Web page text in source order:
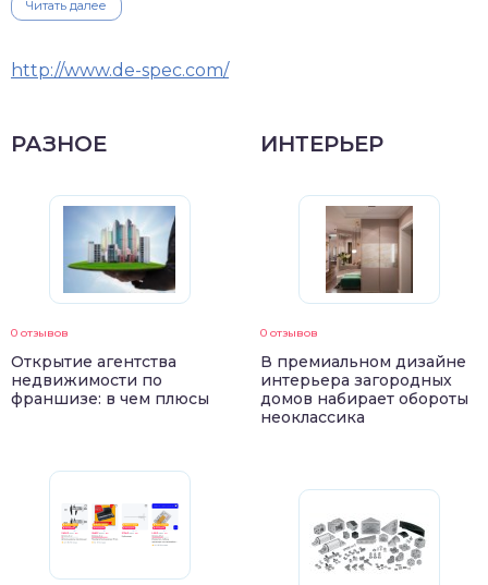
Читать далее
http://www.de-spec.com/
РАЗНОЕ
0 отзывов
Открытие агентства
недвижимости по
франшизе: в чем плюсы
ИНТЕРЬЕР
0 отзывов
В премиальном дизайне
интерьера загородных
домов набирает обороты
неоклассика